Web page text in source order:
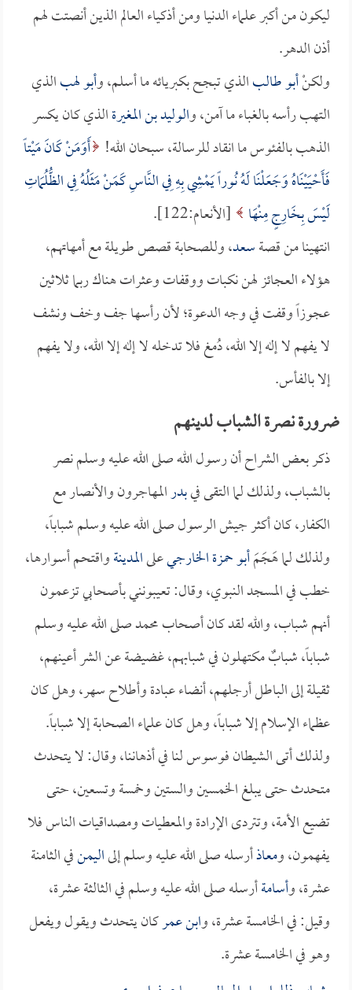
ليكون من أكبر علماء الدنيا ومن أذكياء العالم الذين أنصتت لهم
أذن الدهر.
ولكنْأبو طالبالذي تبجح بكبريائه ما أسلم، وأبو لهبالذي
التهب رأسه بالغباء ما آمن، والوليد بن المغيرةالذي كان يكسر
الذهب بالفئوس ما انقاد للرسالة، سبحان الله! أَوَمَنْ كَانَ مَيْتاً
فَأَحْيَيْنَاهُ وَجَعَلْنَا لَهُ نُوراً يَمْشِي بِهِ فِي النَّاسِ كَمَنْ مَثَلُهُ فِي الظُّلُمَاتِ
لَيْسَ بِخَارِجٍ مِنْهَا
[الأنعام:122].
انتهينا من قصةسعد، وللصحابة قصص طويلة مع أمهاتهم،
هؤلاء العجائز لهن نكبات ووقفات وعثرات هناك ربما ثلاثين
عجوزاً وقفت في وجه الدعوة؛ لأن رأسها جف وخف ونشف
لا يفهم لا إله إلا الله، دُمغ فلا تدخله لا إله إلا الله، ولا يفهم
إلا بالفأس.
ضرورة نصرة الشباب لدينهم
ذكر بعض الشراح أن رسول الله صلى الله عليه وسلم نصر
بالشباب، ولذلك لما التقى فيبدرالمهاجرون والأنصار مع
الكفار، كان أكثر جيش الرسول صلى الله عليه وسلم شباباً،
ولذلك لما هَجَمَأبو حمزة الخارجيعلىالمدينةواقتحم أسوارها،
خطب في المسجد النبوي، وقال: تعيبونني بأصحابي تزعمون
أنهم شباب، والله لقد كان أصحاب محمد صلى الله عليه وسلم
شباباً، شبابٌ مكتهلون في شبابهم، غضيضة عن الشر أعينهم،
ثقيلة إلى الباطل أرجلهم، أنضاء عبادة وأطلاح سهر، وهل كان
عظماء الإسلام إلا شباباً، وهل كان علماء الصحابة إلا شباباً.
ولذلك أتى الشيطان فوسوس لنا في أذهاننا، وقال: لا يتحدث
متحدث حتى يبلغ الخمسين والستين وخمسة وتسعين، حتى
تضيع الأمة، وتتردى الإرادة والمعطيات ومصداقيات الناس فلا
يفهمون، ومعاذأرسله صلى الله عليه وسلم إلىاليمنفي الثامنة
عشرة، وأسامةأرسله صلى الله عليه وسلم في الثالثة عشرة،
وقيل: في الخامسة عشرة، وابن عمركان يتحدث ويقول ويفعل
وهو في الخامسة عشرة.